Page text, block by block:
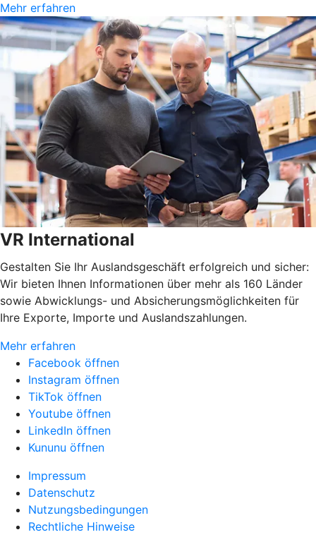
Mehr erfahren
VR International
Gestalten Sie Ihr Auslandsgeschäft erfolgreich und sicher:
Wir bieten Ihnen Informationen über mehr als 160 Länder
sowie Abwicklungs- und Absicherungsmöglichkeiten für
Ihre Exporte, Importe und Auslandszahlungen.
Mehr erfahren
Facebook öffnen
Instagram öffnen
TikTok öffnen
Youtube öffnen
LinkedIn öffnen
Kununu öffnen
Impressum
Datenschutz
Nutzungsbedingungen
Rechtliche Hinweise